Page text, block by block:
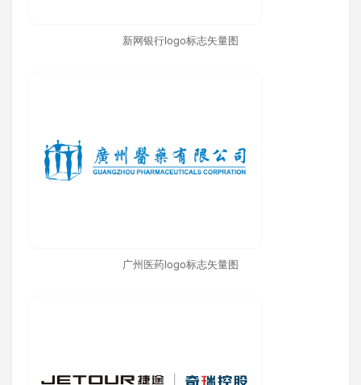
新网银行logo标志矢量图
广州医药logo标志矢量图